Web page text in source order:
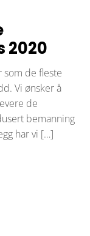
2020
som de fleste
Vi ønsker å
de
bemanning
har vi […]